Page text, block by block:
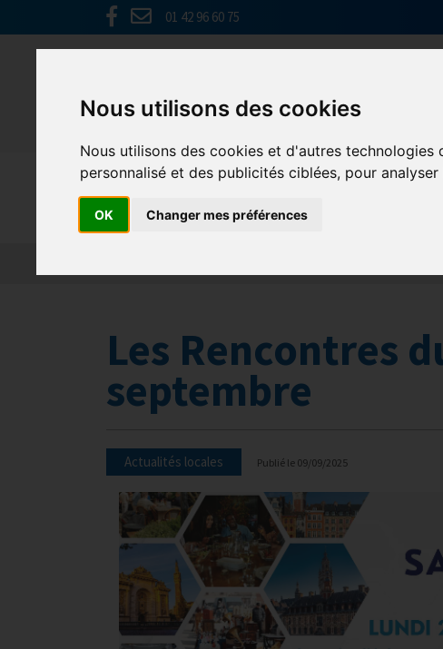
Nous utilisons des cookies
Nous utilisons des cookies et d'autres
personnalisé et des publicités ciblées, pour
OK Changer mes préférences
01 42 96 60 75
GHR Hauts-
Les Rencontres
septembre
Actualités locales Publié le 09/09/2025